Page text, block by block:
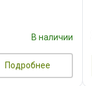
В наличии
Подробнее